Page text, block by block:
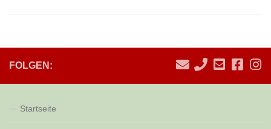
FOLGEN:
Startseite